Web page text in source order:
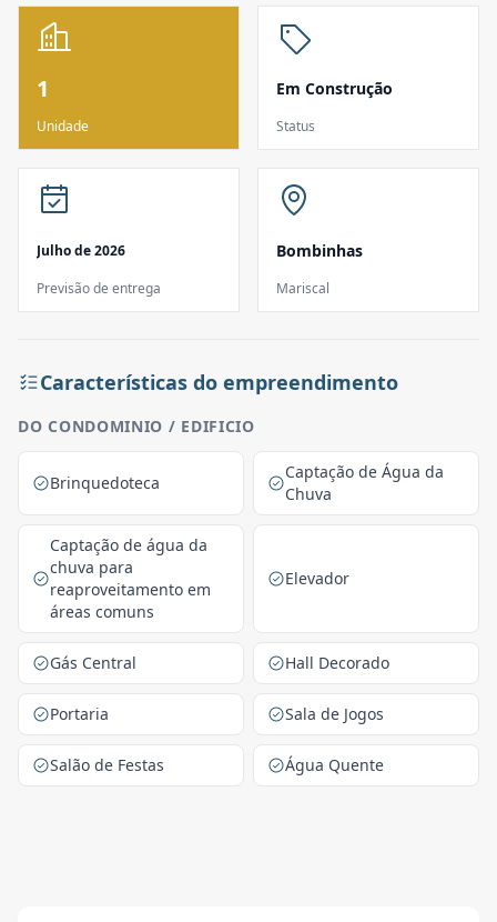
1
Unidade
Em Construção
Status
Julho de 2026
Previsão de entrega
Bombinhas
Mariscal
Características do empreendimento
DO CONDOMINIO / EDIFICIO
Brinquedoteca
Captação de Água da
Chuva
Captação de água da
chuva para
reaproveitamento em
áreas comuns
Elevador
Gás Central Hall Decorado
Portaria Sala de Jogos
Salão de Festas Água Quente